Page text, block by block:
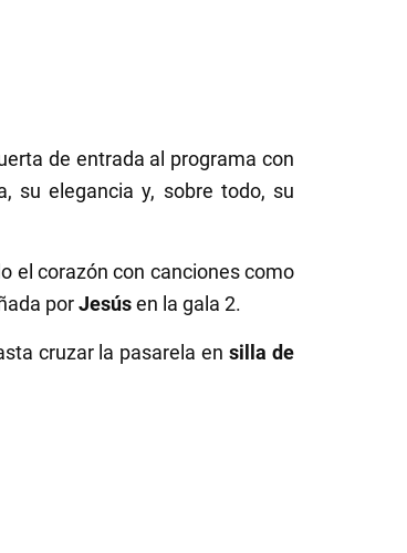
de entrada al programa con
su elegancia y, sobre todo, su
el corazón con canciones como
porJesúsen la gala 2.
cruzar la pasarela ensilla de